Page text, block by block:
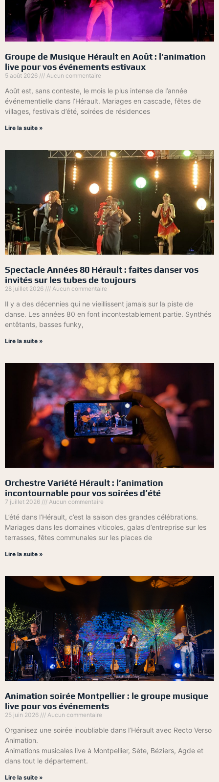
Groupe de Musique Hérault en Août : l’animation
live pour vos événements estivaux
5 août 2026 Aucun commentaire
Août est, sans conteste, le mois le plus intense de l’année
événementielle dans l’Hérault. Mariages en cascade, fêtes de
villages, festivals d’été, soirées de résidences
Lire la suite »
Spectacle Années 80 Hérault : faites danser vos
invités sur les tubes de toujours
28 juillet 2026 Aucun commentaire
Il y a des décennies qui ne vieillissent jamais sur la piste de
danse. Les années 80 en font incontestablement partie. Synthés
entêtants, basses funky,
Lire la suite »
Orchestre Variété Hérault : l’animation
incontournable pour vos soirées d’été
7 juillet 2026 Aucun commentaire
L’été dans l’Hérault, c’est la saison des grandes célébrations.
Mariages dans les domaines viticoles, galas d’entreprise sur les
terrasses, fêtes communales sur les places de
Lire la suite »
Animation soirée Montpellier : le groupe musique
live pour vos événements
25 juin 2026 Aucun commentaire
Organisez une soirée inoubliable dans l’Hérault avec Recto Verso
Animation.
Animations musicales live à Montpellier, Sète, Béziers, Agde et
dans tout le département.
Lire la suite »